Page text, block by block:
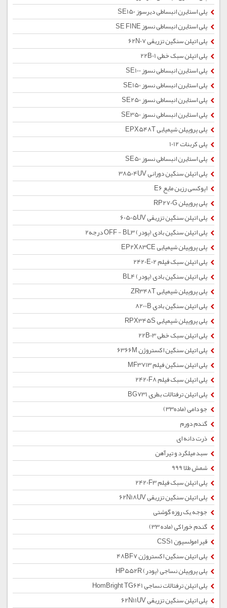
پلی استایرن انبساطی دیرسوز SE150
پلی استایرن انبساطی نسوز SE FINE
پلی اتیلن سنگین تزریقی 62N07
پلی اتیلن سبک خطی 22B01
پلی استایرن انبساطی نسوز SE100
پلی استایرن انبساطی نسوز SE150
پلی استایرن انبساطی نسوز SE250
پلی استایرن انبساطی نسوز SE350
پلی پروپیلن شیمیایی EPX548T
پلی کربنات 1012
پلی استایرن انبساطی نسوز SE50
پلی اتیلن سنگین دورانی 38504UV
اپوکسی رزین مایع E6
پلی پروپیلن RP270G
پلی اتیلن سنگین تزریقی 60505UV
پلی اتیلن سنگین بادی (پودر) OFF - BL3 درجه2
پلی پروپیلن شیمیایی EP2X83CE
پلی اتیلن سبک فیلم 2420E02
پلی اتیلن سنگین بادی (پودر) BL4
پلی پروپیلن شیمیایی ZR348T
پلی اتیلن سنگین بادی 8200B
پلی پروپیلن شیمیایی RPX345S
پلی اتیلن سبک خطی 22B03
پلی اتیلن سنگین اکستروژن 6366M
پلی اتیلن سنگین فیلم MF3713
پلی اتیلن سبک فیلم 2420F8
پلی اتیلن ترفتالات بطری BG731
جو دامی (ماده33)
گندم دورم
ذرت دانه ای
سبد میلگرد و تیرآهن
شمش طلا 999
پلی اتیلن سبک فیلم 2420F3
پلی اتیلن سنگین تزریقی 62N18UV
جوجه یک روزه گوشتی
گندم خوراکی (ماده 33)
قیر امولسیون CSS1
پلی اتیلن سنگین اکستروژن 48BF7
پلی پروپیلن نساجی (پودر) HP552R
پلی اتیلن ترفتالات نساجی HomBright TG641
پلی اتیلن سنگین تزریقی 62N11UV